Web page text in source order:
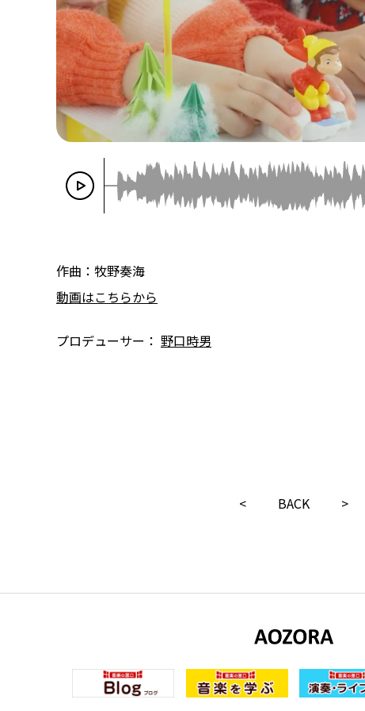
作曲：牧野奏海
動画はこちらから
プロデューサー： 野口時男
< BACK >